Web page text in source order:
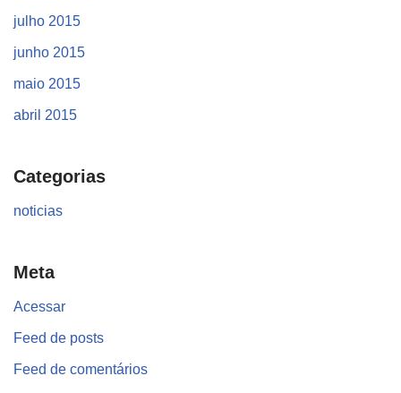
julho 2015
junho 2015
maio 2015
abril 2015
Categorias
noticias
Meta
Acessar
Feed de posts
Feed de comentários